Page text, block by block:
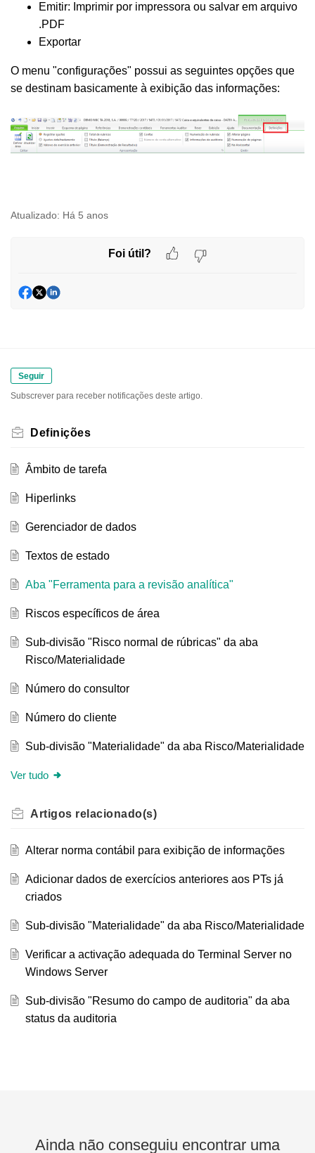
Emitir: Imprimir por impressora ou salvar em arquivo
.PDF
Exportar
O menu "configurações" possui as seguintes opções que
se destinam basicamente à exibição das informações:
Atualizado: Há 5 anos
Foi útil?
Seguir
Subscrever para receber notificações deste artigo.
Definições
Âmbito de tarefa
Hiperlinks
Gerenciador de dados
Textos de estado
Aba "Ferramenta para a revisão analítica"
Riscos específicos de área
Sub-divisão "Risco normal de rúbricas" da aba
Risco/Materialidade
Número do consultor
Número do cliente
Sub-divisão "Materialidade" da aba Risco/Materialidade
Ver tudo
Artigos relacionado(s)
Alterar norma contábil para exibição de informações
Adicionar dados de exercícios anteriores aos PTs já
criados
Sub-divisão "Materialidade" da aba Risco/Materialidade
Verificar a activação adequada do Terminal Server no
Windows Server
Sub-divisão "Resumo do campo de auditoria" da aba
status da auditoria
Ainda não conseguiu encontrar uma